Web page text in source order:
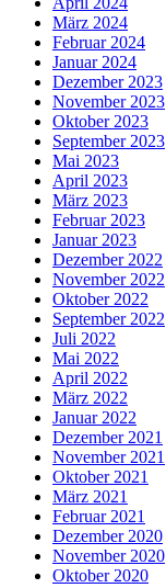
März 2024
Februar 2024
Januar 2024
Dezember 2023
November 2023
Oktober 2023
September 2023
Mai 2023
April 2023
März 2023
Februar 2023
Januar 2023
Dezember 2022
November 2022
Oktober 2022
September 2022
Juli 2022
Mai 2022
April 2022
März 2022
Januar 2022
Dezember 2021
November 2021
Oktober 2021
März 2021
Februar 2021
Dezember 2020
November 2020
Oktober 2020